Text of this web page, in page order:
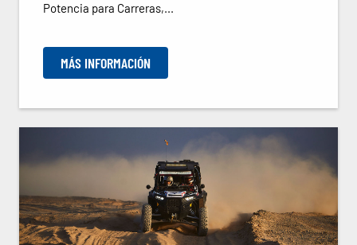
Potencia para Carreras,...
MÁS INFORMACIÓN